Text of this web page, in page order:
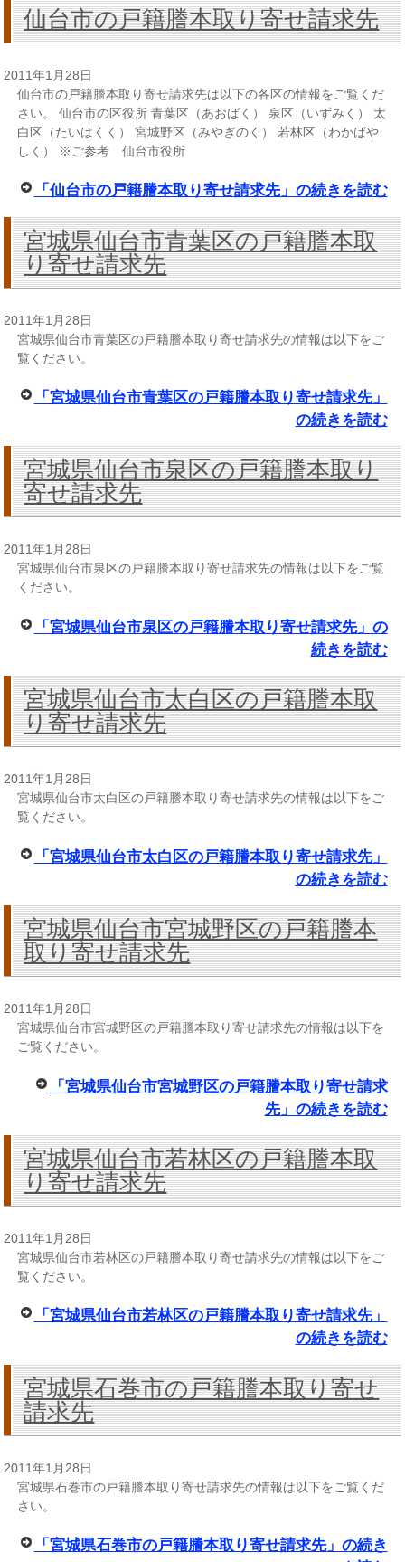
仙台市の戸籍謄本取り寄せ請求先
2011年1月28日
仙台市の戸籍謄本取り寄せ請求先は以下の各区の情報をご覧くだ
さい。 仙台市の区役所 青葉区（あおばく） 泉区（いずみく） 太
白区（たいはくく） 宮城野区（みやぎのく） 若林区（わかばや
しく） ※ご参考 仙台市役所
「仙台市の戸籍謄本取り寄せ請求先」の続きを読む
宮城県仙台市青葉区の戸籍謄本取
り寄せ請求先
2011年1月28日
宮城県仙台市青葉区の戸籍謄本取り寄せ請求先の情報は以下をご
覧ください。
「宮城県仙台市青葉区の戸籍謄本取り寄せ請求先」
の続きを読む
宮城県仙台市泉区の戸籍謄本取り
寄せ請求先
2011年1月28日
宮城県仙台市泉区の戸籍謄本取り寄せ請求先の情報は以下をご覧
ください。
「宮城県仙台市泉区の戸籍謄本取り寄せ請求先」の
続きを読む
宮城県仙台市太白区の戸籍謄本取
り寄せ請求先
2011年1月28日
宮城県仙台市太白区の戸籍謄本取り寄せ請求先の情報は以下をご
覧ください。
「宮城県仙台市太白区の戸籍謄本取り寄せ請求先」
の続きを読む
宮城県仙台市宮城野区の戸籍謄本
取り寄せ請求先
2011年1月28日
宮城県仙台市宮城野区の戸籍謄本取り寄せ請求先の情報は以下を
ご覧ください。
「宮城県仙台市宮城野区の戸籍謄本取り寄せ請求
先」の続きを読む
宮城県仙台市若林区の戸籍謄本取
り寄せ請求先
2011年1月28日
宮城県仙台市若林区の戸籍謄本取り寄せ請求先の情報は以下をご
覧ください。
「宮城県仙台市若林区の戸籍謄本取り寄せ請求先」
の続きを読む
宮城県石巻市の戸籍謄本取り寄せ
請求先
2011年1月28日
宮城県石巻市の戸籍謄本取り寄せ請求先の情報は以下をご覧くだ
さい。
「宮城県石巻市の戸籍謄本取り寄せ請求先」の続き